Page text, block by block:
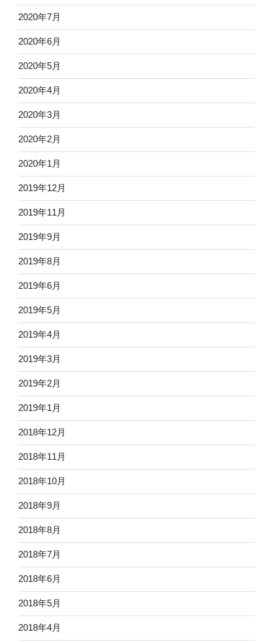
2020年7月
2020年6月
2020年5月
2020年4月
2020年3月
2020年2月
2020年1月
2019年12月
2019年11月
2019年9月
2019年8月
2019年6月
2019年5月
2019年4月
2019年3月
2019年2月
2019年1月
2018年12月
2018年11月
2018年10月
2018年9月
2018年8月
2018年7月
2018年6月
2018年5月
2018年4月